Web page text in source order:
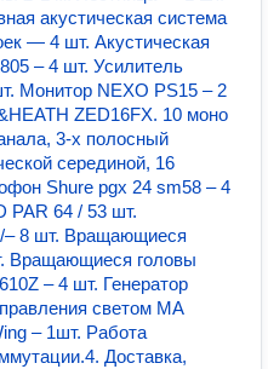
акустическая система
— 4 шт. Акустическая
– 4 шт. Усилитель
Монитор NEXO PS15 – 2
ZED16FX. 10 моно
3-х полосный
серединой, 16
Shure pgx 24 sm58 – 4
PAR 64 / 53 шт.
– 8 шт. Вращающиеся
Вращающиеся головы
– 4 шт. Генератор
светом MA
– 1шт. Работа
Доставка,